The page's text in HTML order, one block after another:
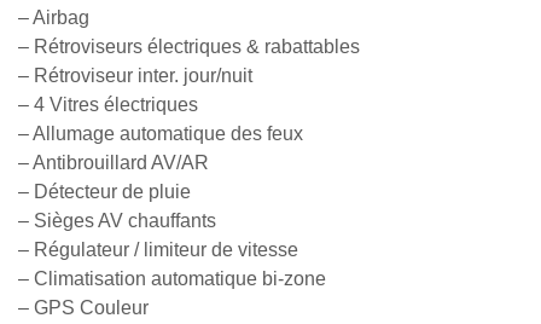
– Airbag
– Rétroviseurs électriques & rabattables
– Rétroviseur inter. jour/nuit
– 4 Vitres électriques
– Allumage automatique des feux
– Antibrouillard AV/AR
– Détecteur de pluie
– Sièges AV chauffants
– Régulateur / limiteur de vitesse
– Climatisation automatique bi-zone
– GPS Couleur